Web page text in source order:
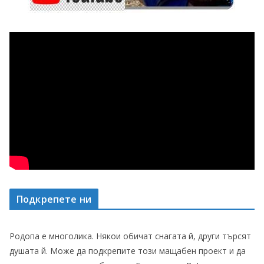
Подкрепете ни
Родопа е многолика. Някои обичат снагата й, други търсят
душата й. Може да подкрепите този мащабен проект и да